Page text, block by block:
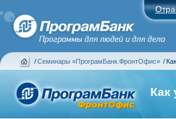
/ Семинары «ПрограмБанк.ФронтОфис» /
Как